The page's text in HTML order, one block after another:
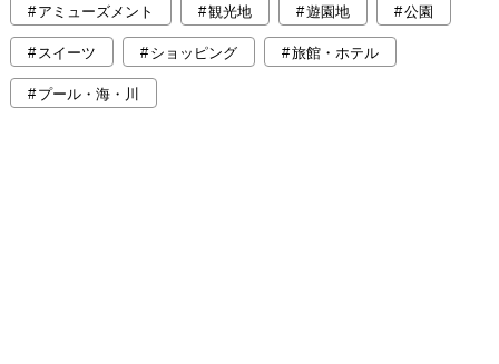
アミューズメント 観光地 遊園地 公園
スイーツ ショッピング 旅館・ホテル
プール・海・川